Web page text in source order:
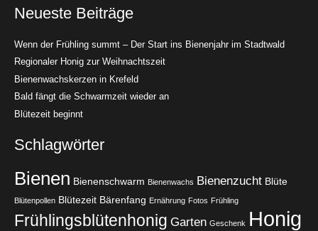
Neueste Beiträge
Wenn der Frühling summt – Der Start ins Bienenjahr im Stadtwald
Regionaler Honig zur Weihnachtszeit
Bienenwachskerzen in Krefeld
Bald fängt die Schwarmzeit wieder an
Blütezeit beginnt
Schlagwörter
Bienen Bienenschwarm Bienenwachs Bienenzucht Blüte
Blütenpollen Blütezeit Bärenfang Ernährung Fotos Frühling
Frühlingsblütenhonig Garten Geschenk Honig